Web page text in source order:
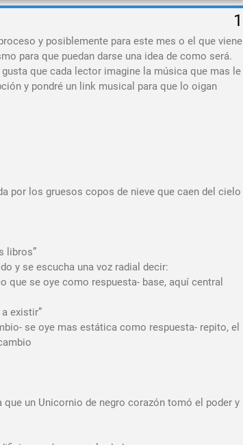
y posiblemente para este mes o el que viene
para que puedan darse una idea de como será.
que cada lector imagine la música que mas le
y pondré un link musical para que lo oigan
por los gruesos copos de nieve que caen del cielo
libros”
y se escucha una voz radial decir:
que se oye como respuesta- base, aquí central
existir”
se oye mas estática como respuesta- repito, el
un Unicornio de negro corazón tomó el poder y